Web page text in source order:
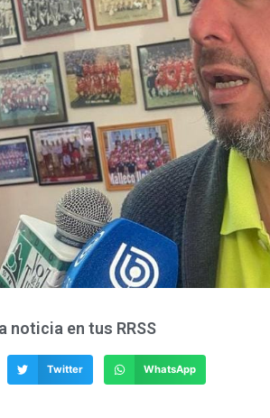
noticia en tus RRSS
Twitter WhatsApp